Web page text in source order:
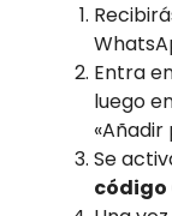
Entra
luego
«Añadir
Se
código